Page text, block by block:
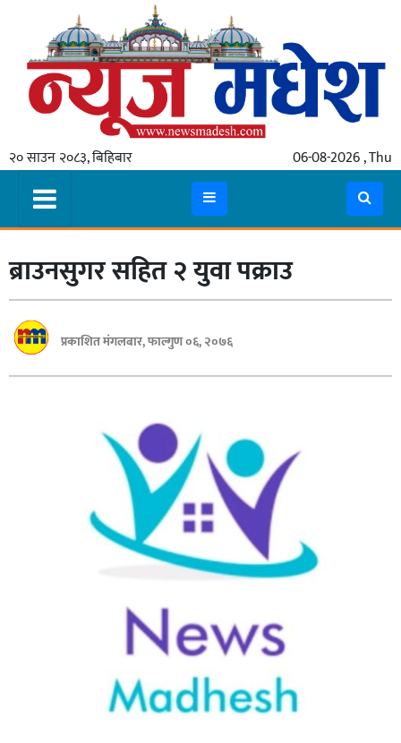
२० साउन २०८३, बिहिबार 06-08-2026 , Thu
गृहपृष्ठ
स्थानीय
प्रदेश
मधेश
प्रदेश
लुम्बिनी
गण्डकी
ब्राउनसुगर सहित २ युवा पक्राउ
प्रकाशित मंगलबार, फाल्गुण ०६, २०७६